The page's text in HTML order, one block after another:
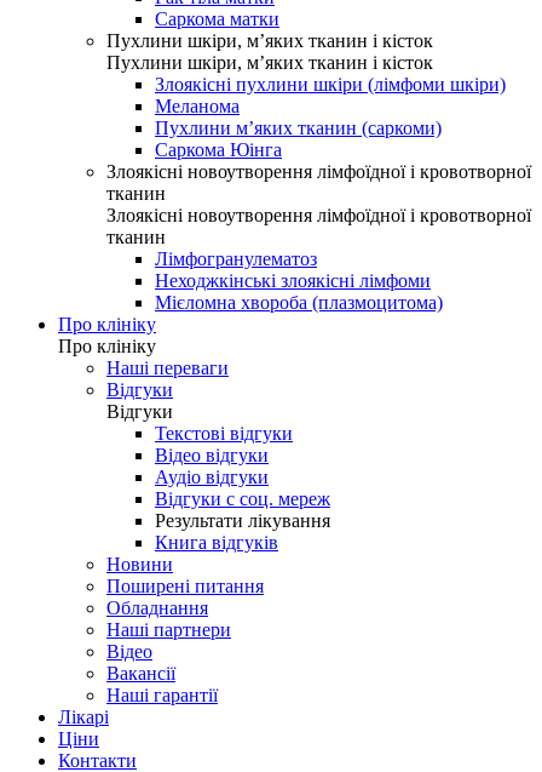
Саркома матки
Пухлини шкіри, м’яких тканин і кісток
Пухлини шкіри, м’яких тканин і кісток
Злоякісні пухлини шкіри (лімфоми шкіри)
Меланома
Пухлини м’яких тканин (саркоми)
Саркома Юінга
Злоякісні новоутворення лімфоїдної і кровотворної
тканин
Злоякісні новоутворення лімфоїдної і кровотворної
тканин
Лімфогранулематоз
Неходжкінські злоякісні лімфоми
Мієломна хвороба (плазмоцитома)
Про клініку
Про клініку
Наші переваги
Відгуки
Відгуки
Текстові відгуки
Відео відгуки
Аудіо відгуки
Відгуки с соц. мереж
Результати лікування
Книга відгуків
Новини
Поширені питання
Обладнання
Наші партнери
Відео
Вакансії
Наші гарантії
Лікарі
Ціни
Контакти